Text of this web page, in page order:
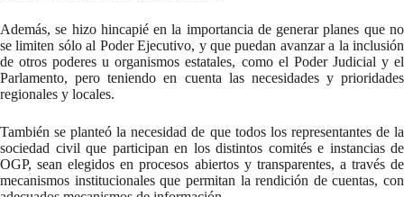
Además, se hizo hincapié en la importancia de generar planes que no
se limiten sólo al Poder Ejecutivo, y que puedan avanzar a la inclusión
de otros poderes u organismos estatales, como el Poder Judicial y el
Parlamento, pero teniendo en cuenta las necesidades y prioridades
regionales y locales.
También se planteó la necesidad de que todos los representantes de la
sociedad civil que participan en los distintos comités e instancias de
OGP, sean elegidos en procesos abiertos y transparentes, a través de
mecanismos institucionales que permitan la rendición de cuentas, con